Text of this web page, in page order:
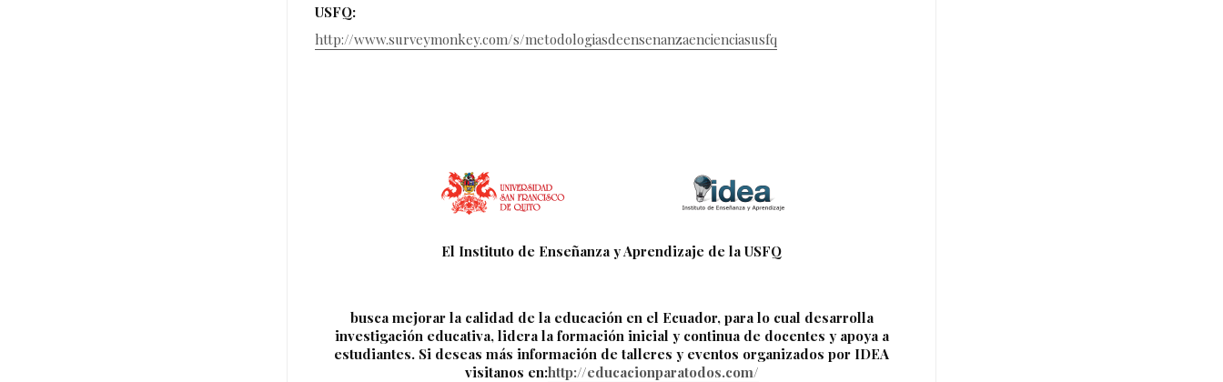
USFQ:
http://www.surveymonkey.com/s/metodologiasdeensenanzaencienciasusfq
El Instituto de Enseñanza y Aprendizaje de la USFQ
busca mejorar la calidad de la educación en el Ecuador, para lo cual desarrolla
investigación educativa, lidera la formación inicial y continua de docentes y apoya a
estudiantes. Si deseas más información de talleres y eventos organizados por IDEA
visitanos en:http://educacionparatodos.com/